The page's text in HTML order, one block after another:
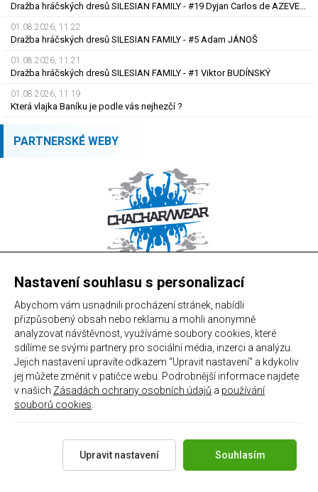
Dražba hráčských dresů SILESIAN FAMILY - #19 Dyjan Carlos de AZEVEDO
01.08.2026, 11.22
Dražba hráčských dresů SILESIAN FAMILY - #5 Adam JÁNOŠ
01.08.2026, 11.21
Dražba hráčských dresů SILESIAN FAMILY - #1 Viktor BUDÍNSKÝ
01.08.2026, 11.19
Která vlajka Baníku je podle vás nejhezčí ?
PARTNERSKÉ WEBY
#chachari.cz
Nastavení souhlasu s personalizací
Abychom vám usnadnili procházení stránek, nabídli
přizpůsobený obsah nebo reklamu a mohli anonymně
analyzovat návštěvnost, využíváme soubory cookies, které
sdílíme se svými partnery pro sociální média, inzerci a analýzu.
Jejich nastavení upravíte odkazem "Upravit nastavení" a kdykoliv
jej můžete změnit v patičce webu. Podrobnější informace najdete
v našich Zásadách ochrany osobních údajů a používání
souborů cookies
Souhlasím
Upravit nastavení